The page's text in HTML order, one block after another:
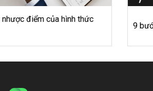
9 bước thiết yếu để bắt đầu kinh